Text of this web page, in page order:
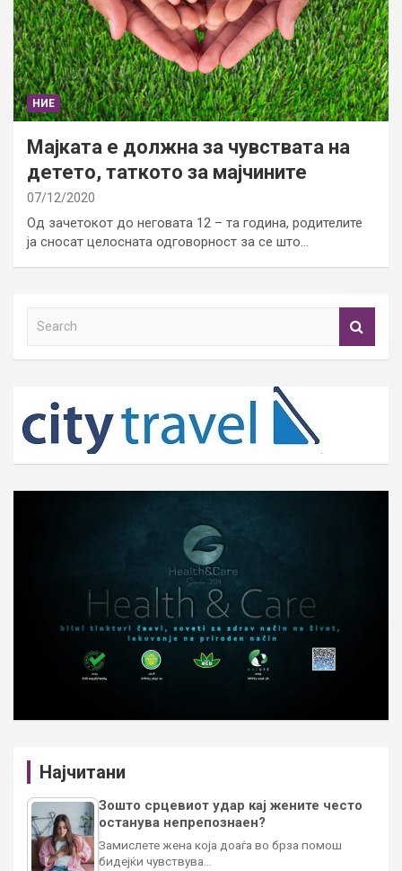
НИЕ
Мајката е должна за чувствата на
детето, таткото за мајчините
07/12/2020
Од зачетокот до неговата 12 – та година, родителите
ја сносат целосната одговорност за се што…
h
Најчитани
Зошто срцевиот удар кај жените често
останува непрепознаен?
Замислете жена која доаѓа во брза помош
бидејќи чувствува…